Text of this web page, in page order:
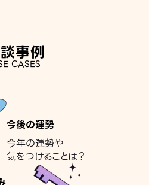
事例
CASES
今後の運勢
今年の運勢や
気をつけることは？